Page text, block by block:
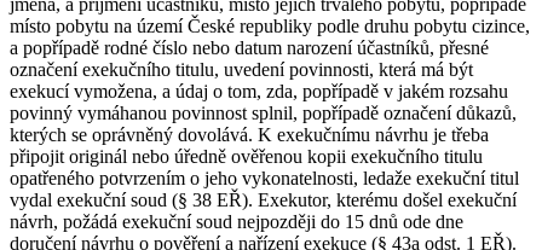
místo pobytu na území České republiky podle druhu pobytu cizince,
a popřípadě rodné číslo nebo datum narození účastníků, přesné
označení exekučního titulu, uvedení povinnosti, která má být
exekucí vymožena, a údaj o tom, zda, popřípadě v jakém rozsahu
povinný vymáhanou povinnost splnil, popřípadě označení důkazů,
kterých se oprávněný dovolává. K exekučnímu návrhu je třeba
připojit originál nebo úředně ověřenou kopii exekučního titulu
opatřeného potvrzením o jeho vykonatelnosti, ledaže exekuční titul
vydal exekuční soud (§ 38 EŘ). Exekutor, kterému došel exekuční
návrh, požádá exekuční soud nejpozději do 15 dnů ode dne
doručení návrhu o pověření a nařízení exekuce (§ 43a odst. 1 EŘ).